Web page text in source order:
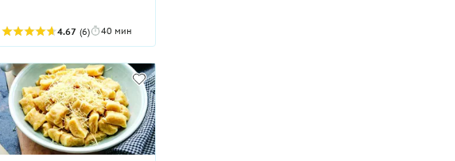
Предложенный здесь
вариант — паста.
4.67 (6) 40 мин